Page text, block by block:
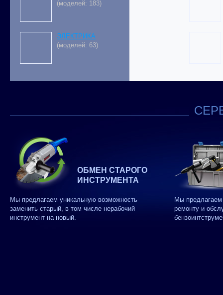
(моделей: 183)
ЭЛЕКТРИКА
(моделей: 63)
ОБМЕН СТАРОГО
ИНСТРУМЕНТА
Мы предлагаем уникальную возможность
заменить старый, в том числе нерабочий
инструмент на новый.
Мы
ремонту и